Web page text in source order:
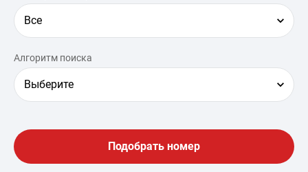
Все
Алгоритм поиска
Выберите
Подобрать номер